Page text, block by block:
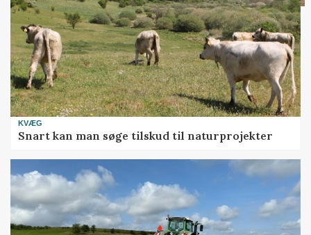
KVÆG
Snart kan man søge tilskud til naturprojekter